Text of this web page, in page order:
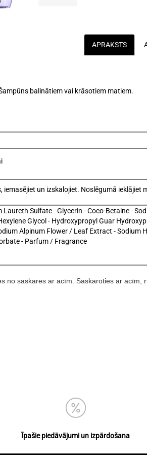
APRAKSTS
balinātiem vai krāsotiem matiem.
iemasējiet un izskalojiet. Noslēgumā ieklājiet
Laureth Sulfate - Glycerin - Coco-Betaine -
Glycol - Hydroxypropyl Guar
Alpinum Flower / Leaf Extract -
- Parfum / Fragrance
no saskares ar acīm. Saskaroties ar
Īpašie piedāvājumi un izpārdošana